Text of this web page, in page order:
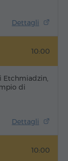
Dettagli
10:00
Etchmiadzin,
di
Dettagli
10:00